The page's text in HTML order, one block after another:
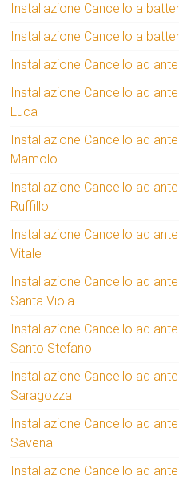
Installazione Cancello a
Installazione Cancello a
Installazione Cancello ad
Installazione Cancello ad
Luca
Installazione Cancello ad
Mamolo
Installazione Cancello ad
Ruffillo
Installazione Cancello ad
Vitale
Installazione Cancello ad
Santa Viola
Installazione Cancello ad
Santo Stefano
Installazione Cancello ad
Saragozza
Installazione Cancello ad
Savena
Installazione Cancello ad